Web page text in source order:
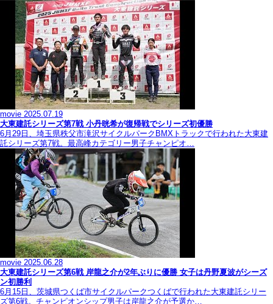
movie 2025.07.19
大東建託シリーズ第7戦 ⼩丹晄希が復帰戦でシリーズ初優勝
6月29日、埼玉県秩父市滝沢サイクルパークBMXトラックで行われた大東建
託シリーズ第7戦。最高峰カテゴリー男子チャンピオ…
movie 2025.06.28
大東建託シリーズ第6戦 岸龍之介が2年ぶりに優勝 女子は丹野夏波がシーズ
ン初勝利
6月15日、茨城県つくば市サイクルパークつくばで行われた大東建託シリー
ズ第6戦。チャンピオンシップ男子は岸龍之介が予選か…